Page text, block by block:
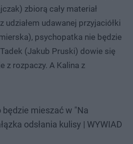
zbiorą cały materiał
udziałem udawanej przyjaciółki
psychopatka nie będzie
(Jakub Pruski) dowie się
z rozpaczy. A Kalina z
będzie mieszać w "Na
odsłania kulisy | WYWIAD